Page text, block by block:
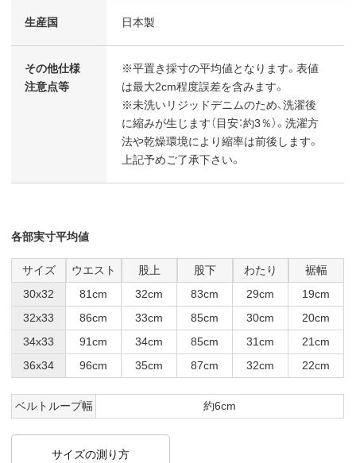
生産国 日本製
その他仕様
注意点等
※平置き採寸の平均値となります。表値
は最大2cm程度誤差を含みます。
※未洗いリジッドデニムのため、洗濯後
に縮みが生じます（目安：約3％）。洗濯方
法や乾燥環境により縮率は前後します。
上記予めご了承下さい。
各部実寸平均値
サイズ ウエスト 股上 股下 わたり
裾幅
30x32
81cm 32cm 83cm 29cm
19cm
32x33
86cm 33cm 85cm 30cm
20cm
34x33
91cm 34cm 85cm 31cm
21cm
36x34
96cm 35cm 87cm 32cm 22cm
ベルトループ幅 約6cm
サイズの測り方